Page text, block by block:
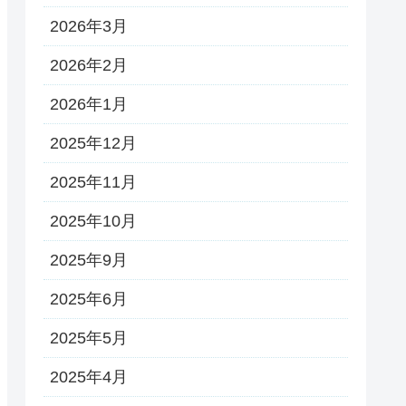
2026年3月
2026年2月
2026年1月
2025年12月
2025年11月
2025年10月
2025年9月
2025年6月
2025年5月
2025年4月